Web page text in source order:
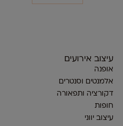
עיצוב אירועים
אופנה
אלמנטים וסנטרים
דקורציה ותפאורה
חופות
עיצוב יווני